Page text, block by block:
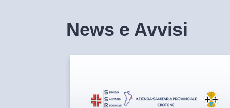
News e Avvisi